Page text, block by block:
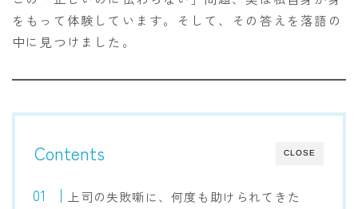
をもって体験しています。そして、その答えを落語の
中に見つけました。
CLOSE
Contents
上司の失敗噺に、何度も助けられてきた